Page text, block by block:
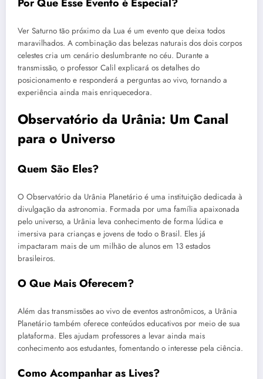
Ver Saturno tão próximo da Lua é um evento que deixa todos
maravilhados. A combinação das belezas naturais dos dois corpos
celestes cria um cenário deslumbrante no céu. Durante a
transmissão, o professor Calil explicará os detalhes do
posicionamento e responderá a perguntas ao vivo, tornando a
experiência ainda mais enriquecedora.
Observatório da Urânia: Um Canal
para o Universo
Quem São Eles?
O Observatório da Urânia Planetário é uma instituição dedicada à
divulgação da astronomia. Formada por uma família apaixonada
pelo universo, a Urânia leva conhecimento de forma lúdica e
imersiva para crianças e jovens de todo o Brasil. Eles já
impactaram mais de um milhão de alunos em 13 estados
brasileiros.
O Que Mais Oferecem?
Além das transmissões ao vivo de eventos astronômicos, a Urânia
Planetário também oferece conteúdos educativos por meio de sua
plataforma. Eles ajudam professores a levar ainda mais
conhecimento aos estudantes, fomentando o interesse pela ciência.
Como Acompanhar as Lives?